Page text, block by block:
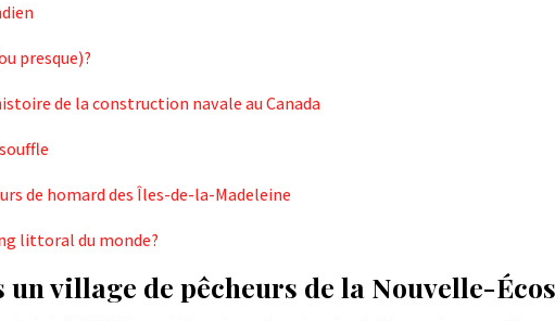
presque)?
de la construction navale au Canada
de homard des Îles-de-la-Madeleine
littoral du monde?
un village de pêcheurs de la Nouvelle-